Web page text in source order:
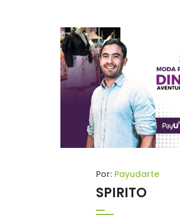
Por: Payudarte
SPIRITO